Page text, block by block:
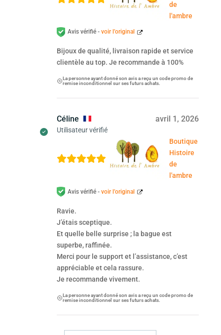
de
l'ambre
Avis vérifié - voir l’original
Bijoux de qualité, livraison rapide et service
clientèle au top. Je recommande à 100%
La personne ayant donné son avis a reçu un code promo de
remise inconditionnel sur ses futurs achats.
Céline
Utilisateur vérifié
avril 1, 2026
Boutique
Histoire
de
l'ambre
Avis vérifié - voir l’original
Ravie.
J’étais sceptique.
Et quelle belle surprise ; la bague est
superbe, raffinée.
Merci pour le support et l’assistance, c’est
appréciable et cela rassure.
Je recommande vivement.
La personne ayant donné son avis a reçu un code promo de
remise inconditionnel sur ses futurs achats.